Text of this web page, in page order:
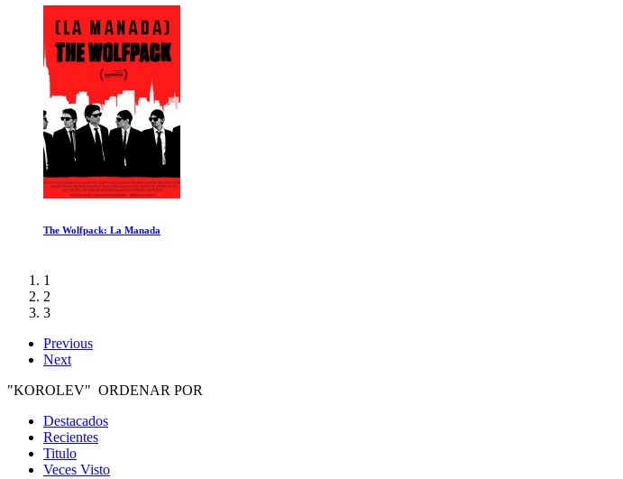
1
2
3
Previous
Next
"KOROLEV" ORDENAR POR
Destacados
Recientes
Titulo
Veces Visto